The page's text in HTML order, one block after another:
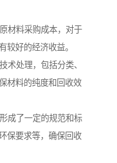
材料采购成本，对于
较好的经济收益。
术处理，包括分类、
材料的纯度和回收效
成了一定的规范和标
保要求等，确保回收